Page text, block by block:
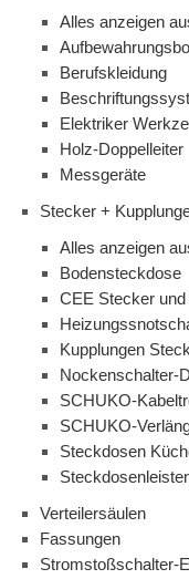
Alles anzeigen
Berufskleidung
Elektriker
Holz-Doppelleiter
Messgeräte
Stecker +
Alles anzeigen
Bodensteckdose
CEE Stecker
Kupplungen
Nockenschalter-
SCHUKO-
SCHUKO-
Steckdosen
Verteilersäulen
Fassungen
Stromstoßschalter-